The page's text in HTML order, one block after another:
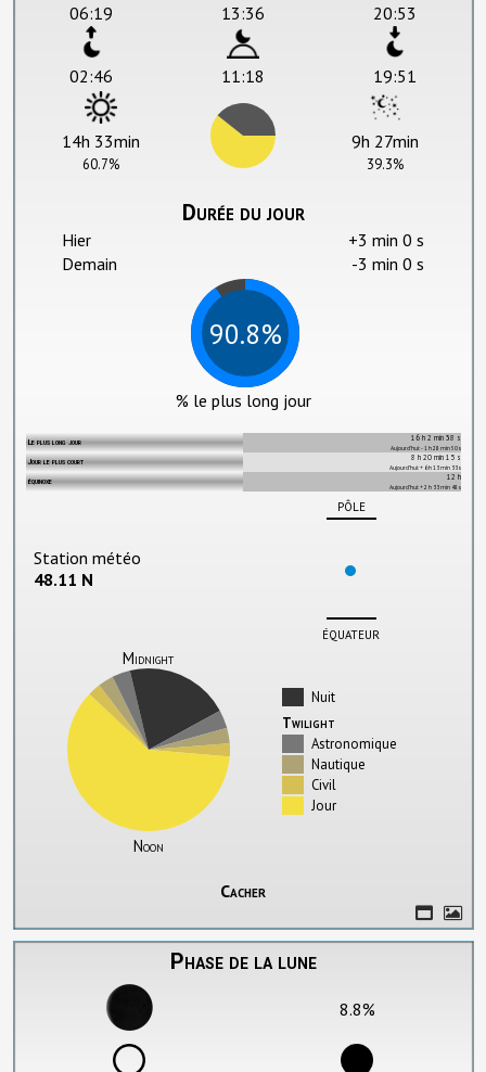
06:19 13:36 20:53
02:46 11:18 19:51
14h 33min
60.7%
9h 27min
39.3%
Durée du jour
Hier
+3 min 0 s
Demain
-3 min 0 s
90.8%
% le plus long jour
Le plus long jour 16 h 2 min 38 s
Aujourd’hui: - 1 h 28 min 50 s
Jour le plus court 8 h 20 min 15 s
Aujourd’hui: + 6 h 13 min 33 s
équinoxe 12 h
Aujourd’hui: + 2 h 33 min 48 s
Station météo
48.11 N
pôle
équateur
Midnight
Noon
Nuit
Twilight
Astronomique
Nautique
Civil
Jour
Cacher
Phase de la lune
8.8%